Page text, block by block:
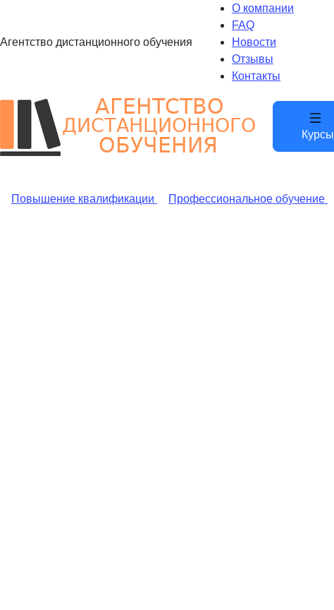
Агентство дистанционного обучения
О компании
FAQ
Новости
Отзывы
Контакты
Курсы
Повышение квалификации Профессиональное обучение